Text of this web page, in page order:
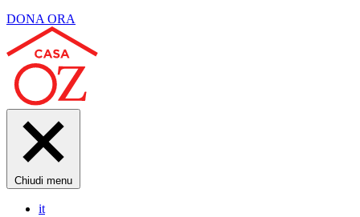
DONA ORA
Chiudi menu
it